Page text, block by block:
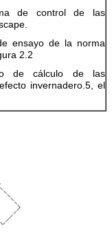
de control de las
ensayo de la norma
2.2
de cálculo de las
invernadero.5, el